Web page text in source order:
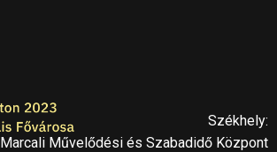
Székhely:
Marcali Művelődési és Szabadidő Központ